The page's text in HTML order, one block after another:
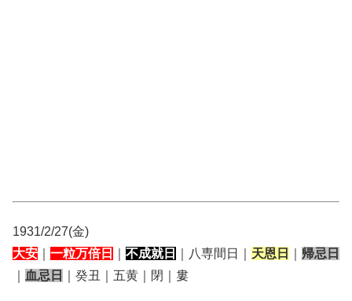
1931/2/27(金)
大安
一粒万倍日 不成就日 ｜八専間日｜ 天恩日
帰忌日
血忌日 ｜癸丑｜五黄｜閉｜婁